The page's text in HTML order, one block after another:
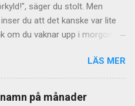
underlag använde man
1965. Resultatet
i Nusvensk ordbok I–IV och
(alltså stora och små
bokstav) blev behandlade
Vad det här betyder för
säger du stolt. Men
du att det kanske var lite
om du vaknar upp i morgon
och knacka på närmaste
inget sådant i närheten,
– eller din väns – huvud duger
LÄS MER
på månader